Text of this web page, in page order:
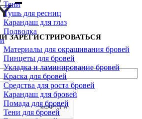
Тени
Тушь для ресниц
Карандаш для глаз
Подводка
Материалы для окрашивания бровей
Пинцеты для бровей
Укладка и ламинирование бровей
Краска для бровей
Средства для роста бровей
Карандаш для бровей
Помада для бровей
Тени для бровей
ЗАРЕГИСТРИРОВАТЬСЯ